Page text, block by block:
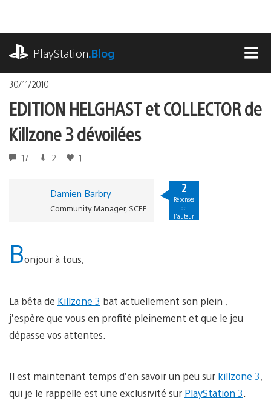
contenu
PlayStation.Blog
30/11/2010
EDITION HELGHAST et COLLECTOR de
Killzone 3 dévoilées
17 2 1
Damien Barbry
Community Manager, SCEF
2
Réponses
de
l'auteur
Bonjour à tous,
La bêta de Killzone 3 bat actuellement son plein ,
j’espère que vous en profité pleinement et que le jeu
dépasse vos attentes.
Il est maintenant temps d’en savoir un peu sur killzone 3,
qui je le rappelle est une exclusivité sur PlayStation 3